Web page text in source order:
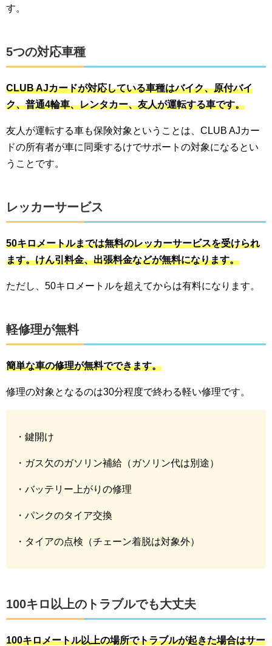
す。
5つの対応車種
CLUB AJカードが対応している車種はバイク、原付バイ
ク、普通4輪車、レンタカー、友人が運転する車です。
友人が運転する車も保険対象ということは、CLUB AJカー
ドの所有者が車に同乗するけでサポートの対象になるとい
うことです。
レッカーサービス
50キロメートルまでは無料のレッカーサービスを受けられ
ます。けん引料金、出張料金などが無料になります。
ただし、50キロメートルを超えてからは有料になります。
軽修理が無料
簡単な車の修理が無料でできます。
修理の対象となるのは30分程度で終わる軽い修理です。
・鍵開け
・ガス欠のガソリン補給（ガソリン代は別途）
・バッテリー上がりの修理
・パンクのタイア交換
・タイアの点検（チェーン着脱は対象外）
100キロ以上のトラブルでも大丈夫
100キロメートル以上の場所でトラブルが起きた場合はサー